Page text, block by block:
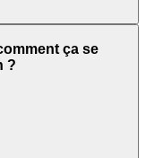
ça se
?